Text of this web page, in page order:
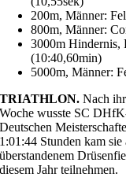
200m, Männer:
800m, Männer:
3000m Hindernis,
(10:40,60min)
5000m, Männer:
TRIATHLON. Nach
Woche wusste SC
Deutschen
1:01:44 Stunden kam
überstandenem
diesem Jahr teilnehmen.